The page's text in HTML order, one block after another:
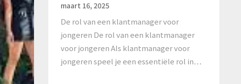
maart 16, 2025
De rol van een klantmanager voor
jongeren De rol van een klantmanager
voor jongeren Als klantmanager voor
jongeren speel je een essentiële rol in…